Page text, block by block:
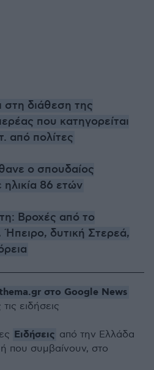
στη διάθεση της
που κατηγορείται
από πολίτες
ο σπουδαίος
86 ετών
Βροχές από το
Ήπειρο, δυτική Στερεά,
στο Google News
ειδήσεις
Ειδήσεις από την Ελλάδα
που συμβαίνουν, στο